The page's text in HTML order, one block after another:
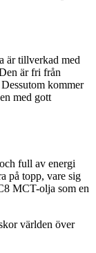
är tillverkad med
är fri från
kommer
med gott
full av energi
på topp, vare sig
MCT-olja som en
världen över